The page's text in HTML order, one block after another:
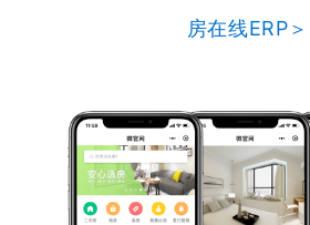
房在线ERP＞